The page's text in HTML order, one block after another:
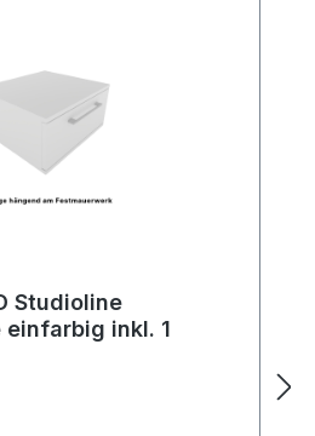
Studioline
einfarbig inkl. 1